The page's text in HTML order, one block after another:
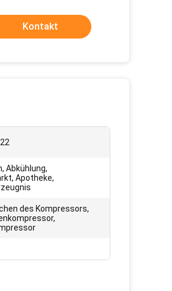
Kontakt
Abkühlung,
Apotheke,
des Kompressors,